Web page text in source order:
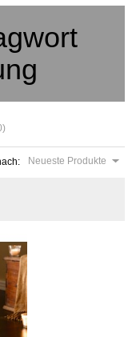
Neueste Produkte